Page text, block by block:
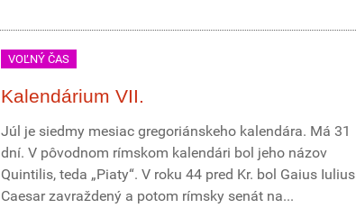
VOĽNÝ ČAS
Kalendárium VII.
Júl je siedmy mesiac gregoriánskeho kalendára. Má 31
dní. V pôvodnom rímskom kalendári bol jeho názov
Quintilis, teda „Piaty“. V roku 44 pred Kr. bol Gaius Iulius
Caesar zavraždený a potom rímsky senát na...